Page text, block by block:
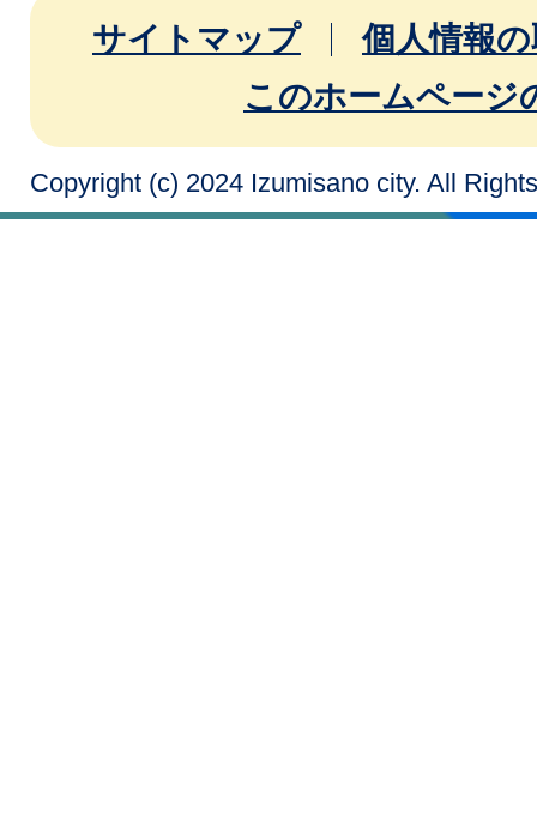
サイトマップ
個人情報
このホームページ
Copyright (c) 2024 Izumisano city. All